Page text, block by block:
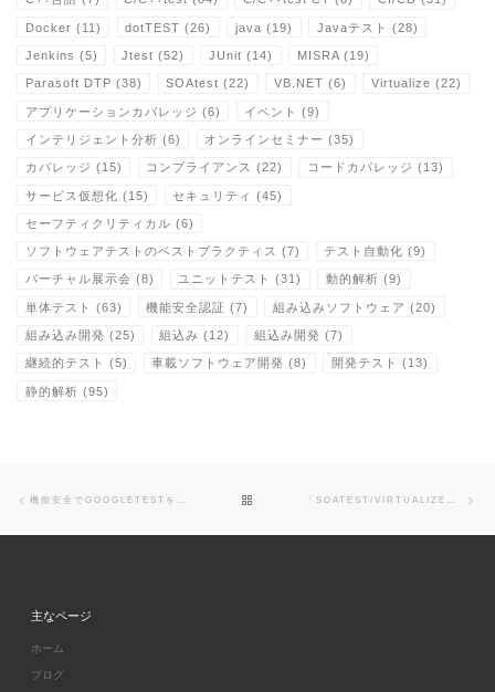
Docker (11) dotTEST (26) java (19) Javaテスト (28)
Jenkins (5) Jtest (52) JUnit (14) MISRA(19)
Parasoft DTP (38) SOAtest (22) VB.NET (6) Virtualize (22)
アプリケーションカバレッジ (6) イベント (9)
インテリジェント分析 (6) オンラインセミナー (35)
カバレッジ (15) コンプライアンス (22) コードカバレッジ (13)
サービス仮想化 (15) セキュリティ (45)
セーフティクリティカル (6)
ソフトウェアテストのベストプラクティス (7) テスト自動化 (9)
バーチャル展示会 (8) ユニットテスト (31) 動的解析 (9)
単体テスト (63) 機能安全認証 (7) 組み込みソフトウェア (20)
組み込み開発 (25) 組込み (12) 組込み開発 (7)
継続的テスト (5) 車載ソフトウェア開発 (8) 開発テスト (13)
静的解析 (95)
Post navigation 機能安全でGOOGLETESTを活用するためのユニットテストツール「C/C++TEST CT」を新たにリリース BACK TO POST LIST 「SOATEST/VIRTUALIZE」セキュリティ脆弱性(CVE)対応に伴うモジュール再リリースのお知らせ
主なページ
ホーム
ブログ